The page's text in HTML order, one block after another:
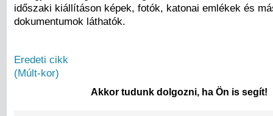
időszaki kiállításon képek, fotók, katonai emlékek és
dokumentumok láthatók.
Eredeti cikk
(Múlt-kor)
Akkor tudunk dolgozni, ha Ön is segít!